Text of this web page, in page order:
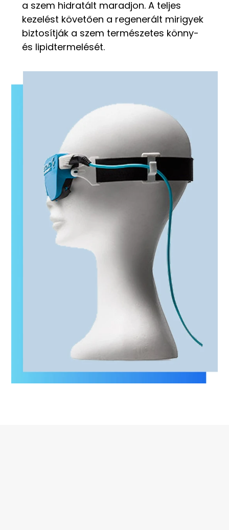
a szem hidratált maradjon. A teljes
kezelést követően a regenerált mirigyek
biztosítják a szem természetes könny-
és lipidtermelését.